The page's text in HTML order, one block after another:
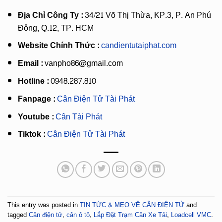
Địa Chỉ Công Ty :34/21 Võ Thị Thừa, KP.3, P. An Phú
Đông, Q.12, TP. HCM
Website Chính Thức :candientutaiphat.com
Email :vanpho86@gmail.com
Hotline :0948.287.810
Fanpage :Cân Điện Tử Tài Phát
Youtube :Cân Tài Phát
Tiktok :Cân Điện Tử Tài Phát
This entry was posted inTIN TỨC & MẸO VỀ CÂN ĐIỆN TỬand
taggedCân điện tử, cân ô tô, Lắp Đặt Trạm Cân Xe Tải, Loadcell VMC.